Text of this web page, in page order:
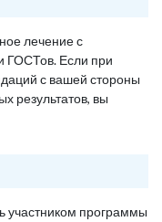
лечение с
ГОСТов. Если при
с вашей стороны
результатов, вы
участником программы